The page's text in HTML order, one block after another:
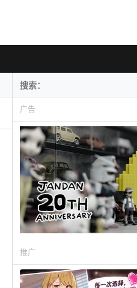
广告
推广